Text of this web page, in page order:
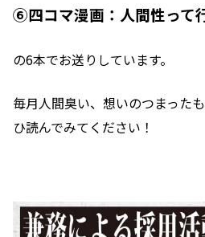
⑥四コマ漫画：人間性って
の6本でお送りしています。
毎月人間臭い、想いのつまった
ひ読んでみてください！